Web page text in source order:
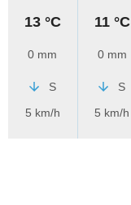
13 °C
0 mm
S
5 km/h
11 °C
0 mm
S
5 km/h